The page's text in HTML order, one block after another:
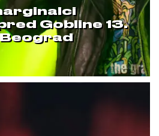
Gobline 13.
Beograd